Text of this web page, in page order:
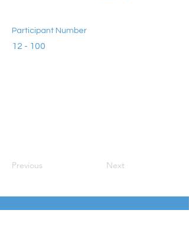
Participant Number
12 - 100
Previous Next